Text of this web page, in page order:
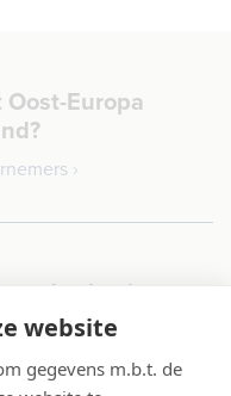
website
gegevens m.b.t. de
Europa
›
de slag in
›